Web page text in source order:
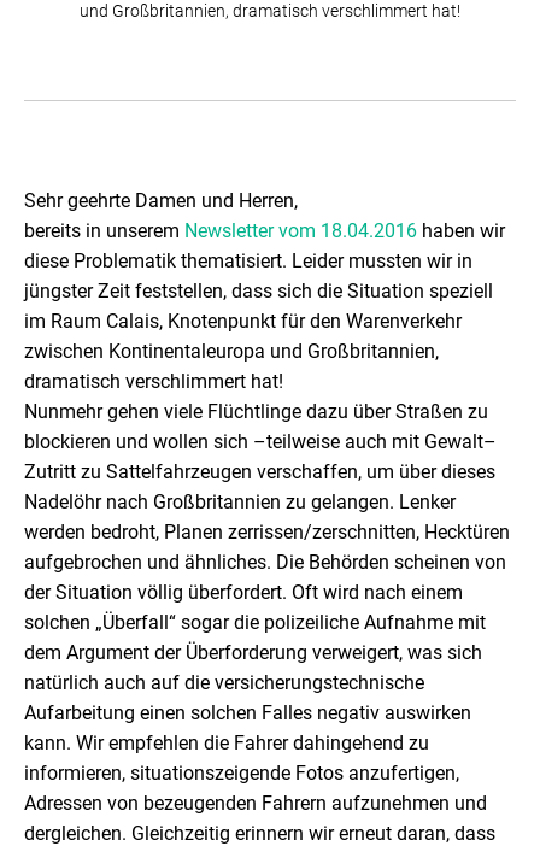
und Großbritannien, dramatisch verschlimmert hat!
Sehr geehrte Damen und Herren,
bereits in unserem Newsletter vom 18.04.2016 haben wir
diese Problematik thematisiert. Leider mussten wir in
jüngster Zeit feststellen, dass sich die Situation speziell
im Raum Calais, Knotenpunkt für den Warenverkehr
zwischen Kontinentaleuropa und Großbritannien,
dramatisch verschlimmert hat!
Nunmehr gehen viele Flüchtlinge dazu über Straßen zu
blockieren und wollen sich –teilweise auch mit Gewalt–
Zutritt zu Sattelfahrzeugen verschaffen, um über dieses
Nadelöhr nach Großbritannien zu gelangen. Lenker
werden bedroht, Planen zerrissen/zerschnitten, Hecktüren
aufgebrochen und ähnliches. Die Behörden scheinen von
der Situation völlig überfordert. Oft wird nach einem
solchen „Überfall“ sogar die polizeiliche Aufnahme mit
dem Argument der Überforderung verweigert, was sich
natürlich auch auf die versicherungstechnische
Aufarbeitung einen solchen Falles negativ auswirken
kann. Wir empfehlen die Fahrer dahingehend zu
informieren, situationszeigende Fotos anzufertigen,
Adressen von bezeugenden Fahrern aufzunehmen und
dergleichen. Gleichzeitig erinnern wir erneut daran, dass